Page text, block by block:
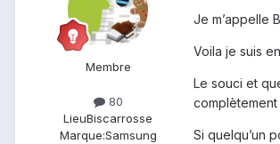
Membre
80
LieuBiscarrosse
Marque:Samsung
Je m’appelle
Voila je suis
Le souci et
Si quelqu’un